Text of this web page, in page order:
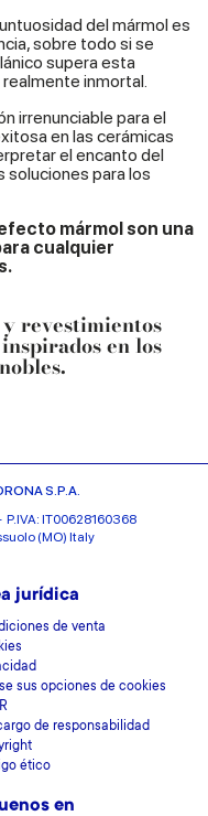
del mármol es
sobre todo si se
supera esta
inmortal.
irrenunciable para el
en las cerámicas
el encanto del
soluciones para los
mármol son una
cualquier
revestimientos
en los
S.P.A.
P.IVA: IT00628160368
(MO) Italy
jurídica
de venta
sus opciones de cookies
de responsabilidad
ético
en